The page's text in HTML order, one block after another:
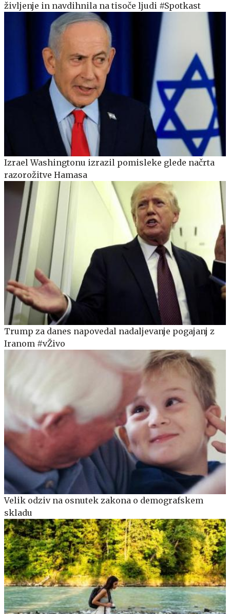
življenje in navdihnila na tisoče ljudi #Spotkast
Izrael Washingtonu izrazil pomisleke glede načrta
razorožitve Hamasa
Trump za danes napovedal nadaljevanje pogajanj z
Iranom #vŽivo
Velik odziv na osnutek zakona o demografskem
skladu